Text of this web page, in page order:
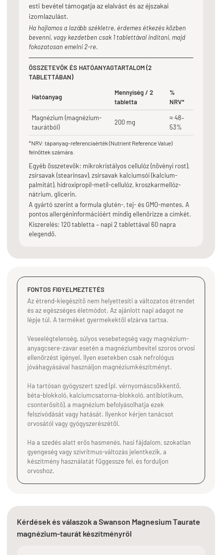
esti bevétel támogatja az elalvást és az éjszakai
izomlazulást.
Ha hajlamos a lazább székletre, érdemes étkezés közben
bevenni, vagy kezdetben csak 1 tablettával indítani, majd
fokozatosan emelni 2-re.
ÖSSZETEVŐK ÉS HATÓANYAGTARTALOM (2
TABLETTÁBAN)
Hatóanyag
Mennyiség / 2
tabletta
%
NRV*
Magnézium (magnézium-
taurátból)
200 mg
≈ 48–
53%
*NRV: tápanyag-referenciaérték (Nutrient Reference Value)
felnőttek számára.
Egyéb összetevők: mikrokristályos cellulóz (növényi rost),
zsírsavak (stearinsav), zsírsavak kalciumsói (kalcium-
palmitát), hidroxipropil-metil-cellulóz, kroszkarmellóz-
nátrium, glicerin.
A gyártó szerint a formula glutén-, tej- és GMO-mentes. A
pontos allergéninformációért mindig ellenőrizze a címkét.
Kiszerelés: 120 tabletta – napi 2 tablettával 60 napra
elegendő.
FONTOS FIGYELMEZTETÉS
Az étrend-kiegészítő nem helyettesíti a változatos étrendet
és az egészséges életmódot. Az ajánlott napi adagot ne
lépje túl. A terméket gyermekektől elzárva tartsa.
Veseelégtelenség, súlyos vesebetegség vagy magnézium-
anyagcsere-zavar esetén a magnéziumbevitel szoros orvosi
ellenőrzést igényel. Ilyen esetekben csak nefrológus
jóváhagyásával használjon magnéziumkészítményt.
Ha tartósan gyógyszert szed (pl. vérnyomáscsökkentő,
béta-blokkoló, kalciumcsatorna-blokkoló, antibiotikum,
csonterősítő), a magnézium befolyásolhatja ezek
felszívódását vagy hatását. Ilyenkor kérjen tanácsot
orvosától vagy gyógyszerészétől.
Ha a szedés alatt erős hasmenés, hasi fájdalom, szokatlan
gyengeség vagy szívritmus-változás jelentkezik, a
készítmény használatát függessze fel, és forduljon
orvoshoz.
Kérdések és válaszok a Swanson Magnesium Taurate
magnézium-taurát készítményről